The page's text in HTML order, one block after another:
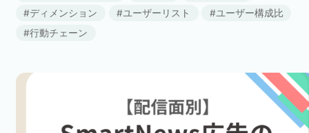
ディメンション
ユーザーリスト
ユーザー構成比
行動チェーン